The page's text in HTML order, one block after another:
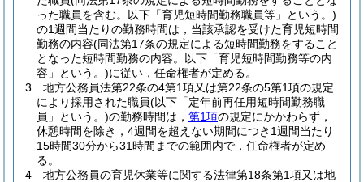
った職員を含む。以下「育児短時間勤務職員等」という。)
の1週間当たりの勤務時間は，当該承認を受けた育児短時間
勤務の内容(同法第17条の規定による短時間勤務をすること
となった短時間勤務の内容。以下「育児短時間勤務等の内
容」という。)に従い，任命権者が定める。
3
地方公務員法第22条の4第1項又は第22条の5第1項の規定
により採用された職員(以下「定年前再任用短時間勤務職
員」という。)の勤務時間は， 第1項の規定にかかわらず，
休憩時間を除き，4週間を超えない期間につき1週間当たり
15時間30分から31時間までの範囲内で，任命権者が定め
る。
4
地方公務員の育児休業等に関する法律第18条第1項又は地